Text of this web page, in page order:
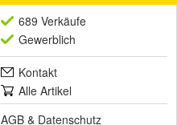
689 Verkäufe
Gewerblich
Kontakt
Alle Artikel
AGB & Datenschutz